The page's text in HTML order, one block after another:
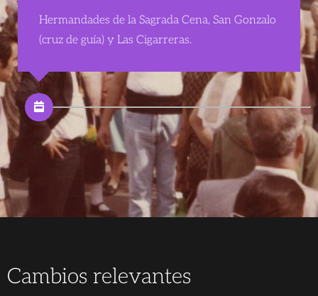
Hermandades de la Sagrada Cena, San Gonzalo
(cruz de guía) y Las Cigarreras.
Cambios relevantes